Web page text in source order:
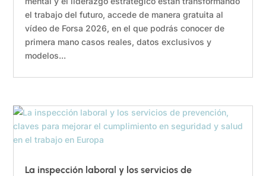
el trabajo del futuro, accede de manera gratuita al
vídeo de Forsa 2026, en el que podrás conocer de
primera mano casos reales, datos exclusivos y
modelos...
La inspección laboral y los servicios de